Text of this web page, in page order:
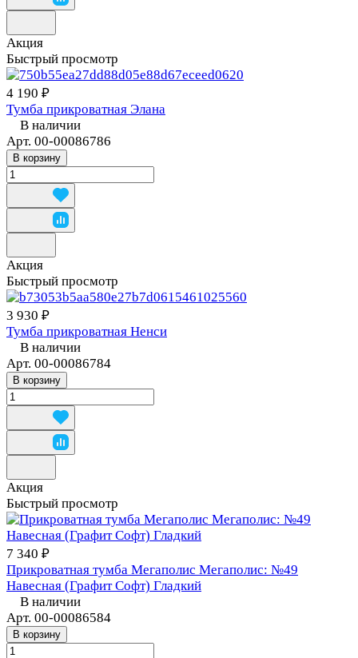
Акция
Быстрый просмотр
4 190 ₽
Тумба прикроватная Элана
В наличии
Арт. 00-00086786
В корзину
Акция
Быстрый просмотр
3 930 ₽
Тумба прикроватная Ненси
В наличии
Арт. 00-00086784
В корзину
Акция
Быстрый просмотр
7 340 ₽
Прикроватная тумба Мегаполис Мегаполис: №49
Навесная (Графит Софт) Гладкий
В наличии
Арт. 00-00086584
В корзину